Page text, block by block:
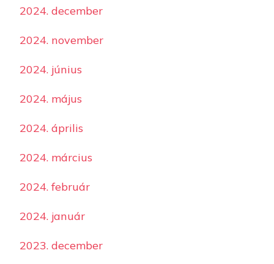
2024. december
2024. november
2024. június
2024. május
2024. április
2024. március
2024. február
2024. január
2023. december